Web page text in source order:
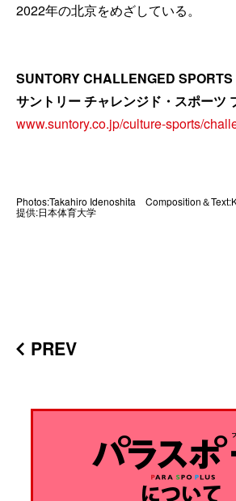
2022年の北京をめざしている。
SUNTORY CHALLENGED
サントリー チャレンジド・スポーツ
www.suntory.co.jp/culture-sports/
Photos:Takahiro Idenoshita Composition＆
提供:日本体育大学
PREV